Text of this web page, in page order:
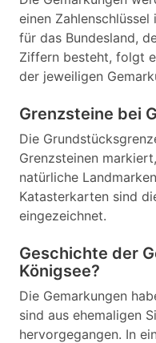
einen
für das Bundesland,
Ziffern besteht, folgt
der jeweiligen
Grenzsteine bei
Die
Grenzsteinen
natürliche
Katasterkarten sind
eingezeichnet.
Geschichte der
Königsee?
Die Gemarkungen
sind aus ehemaligen
hervorgegangen. In